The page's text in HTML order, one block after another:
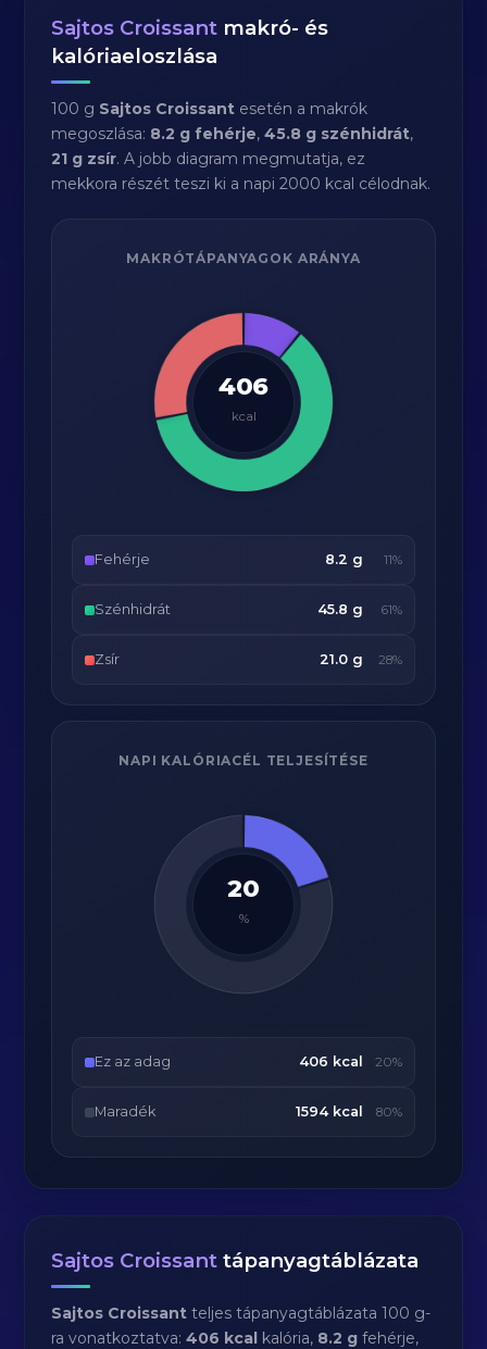
Sajtos Croissant makró- és
kalóriaeloszlása
100 g Sajtos Croissant esetén a makrók
megoszlása: 8.2 g fehérje,45.8 g szénhidrát,
21 g zsír. A jobb diagram megmutatja, ez
mekkora részét teszi ki a napi 2000 kcal célodnak.
MAKRÓTÁPANYAGOK ARÁNYA
406
kcal
Fehérje 8.2 g 11%
Szénhidrát 45.8 g 61%
Zsír 21.0 g 28%
NAPI KALÓRIACÉL TELJESÍTÉSE
20
%
Ez az adag 406 kcal 20%
Maradék 1594 kcal 80%
Sajtos Croissant tápanyagtáblázata
Sajtos Croissant teljes tápanyagtáblázata 100 g-
ra vonatkoztatva:406 kcal kalória, 8.2 g fehérje,